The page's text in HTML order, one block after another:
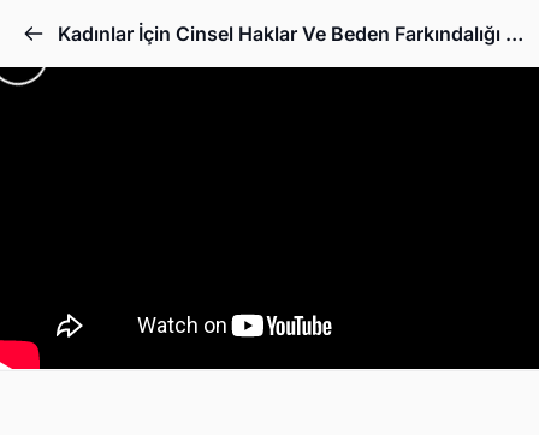
Kadınlar İçin Cinsel Haklar Ve Beden Farkındalığı - (İşaret Dili + Alt Yazı)